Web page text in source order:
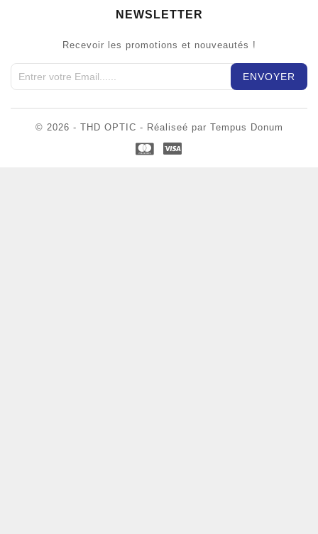
NEWSLETTER
Recevoir les promotions et nouveautés !
© 2026 - THD OPTIC - Réaliseé par Tempus Donum